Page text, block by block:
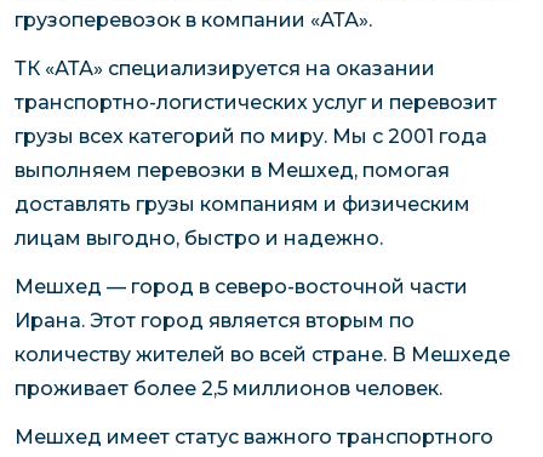
грузоперевозок в компании «АТА».
ТК «АТА» специализируется на оказании
транспортно-логистических услуг и перевозит
грузы всех категорий по миру. Мы с 2001 года
выполняем перевозки в Мешхед, помогая
доставлять грузы компаниям и физическим
лицам выгодно, быстро и надежно.
Мешхед — город в северо-восточной части
Ирана. Этот город является вторым по
количеству жителей во всей стране. В Мешхеде
проживает более 2,5 миллионов человек.
Мешхед имеет статус важного транспортного